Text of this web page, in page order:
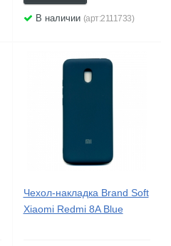
В наличии (арт:2111733)
Чехол-накладка Brand Soft
Xiaomi Redmi 8A Blue